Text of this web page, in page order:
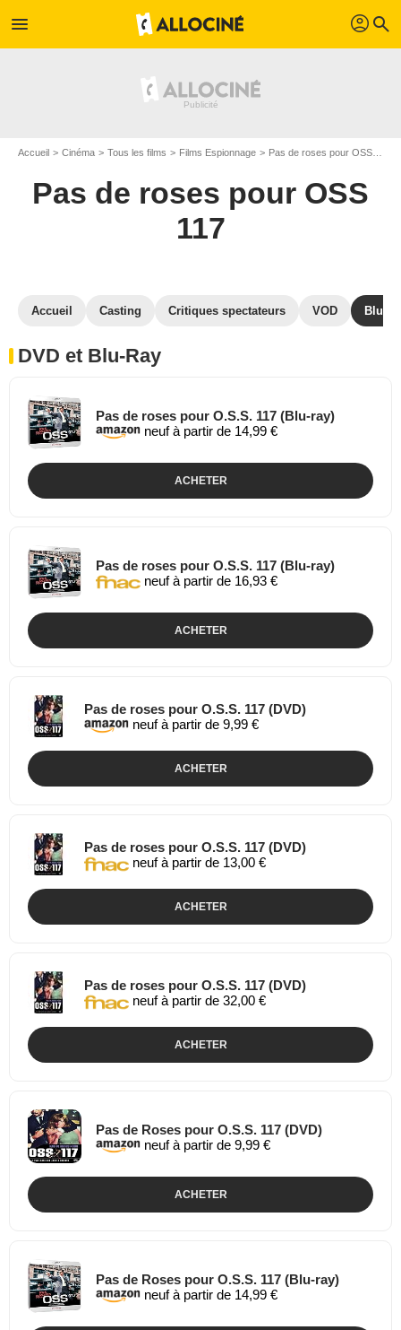
menu profil search
Accueil Cinéma Tous les films Films Espionnage Pas de roses pour OSS 117
Pas de roses pour OSS
117
Accueil Casting Critiques spectateurs VOD Blu-
DVD et Blu-Ray
Pas de roses pour O.S.S. 117 (Blu-ray)
neuf à partir de 14,99 €
ACHETER
Pas de roses pour O.S.S. 117 (Blu-ray)
neuf à partir de 16,93 €
ACHETER
Pas de roses pour O.S.S. 117 (DVD)
neuf à partir de 9,99 €
ACHETER
Pas de roses pour O.S.S. 117 (DVD)
neuf à partir de 13,00 €
ACHETER
Pas de roses pour O.S.S. 117 (DVD)
neuf à partir de 32,00 €
ACHETER
Pas de Roses pour O.S.S. 117 (DVD)
neuf à partir de 9,99 €
ACHETER
Pas de Roses pour O.S.S. 117 (Blu-ray)
neuf à partir de 14,99 €